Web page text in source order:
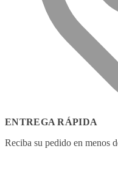
ENTREGA RÁPIDA
Reciba su pedido en menos